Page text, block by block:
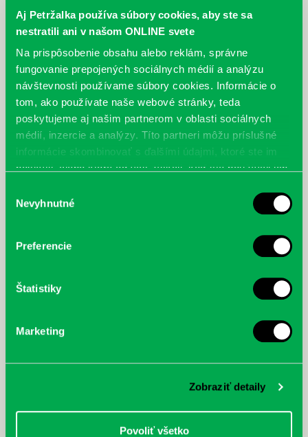
Aj Petržalka používa súbory cookies, aby ste sa
nestratili ani v našom ONLINE svete
Na prispôsobenie obsahu alebo reklám, správne
fungovanie prepojených sociálnych médií a analýzu
návštevnosti používame súbory cookies. Informácie o
tom, ako používate naše webové stránky, teda
poskytujeme aj našim partnerom v oblasti sociálnych
médií, inzercie a analýzy. Títo partneri môžu príslušné
informácie skombinovať s ďalšími údajmi, ktoré ste im
poskytli, alebo ktoré od vás získali, keď ste používali ich
súhlasu
Nevyhnutné
Preferencie
Štatistiky
Marketing
Zobraziť detaily
Povoliť všetko
Prvá biografia najväčšieho
cyklistu modernej doby: